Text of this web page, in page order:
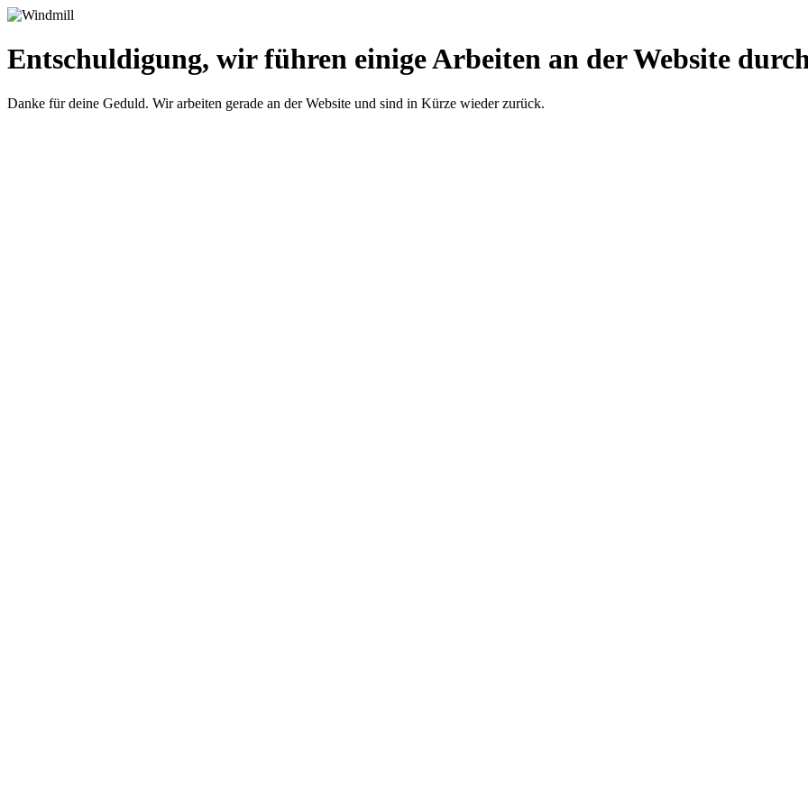
Entschuldigung, wir führen einige Arbeiten an der Website
Danke für deine Geduld. Wir arbeiten gerade an der Website und sind in Kürze wieder zurück.